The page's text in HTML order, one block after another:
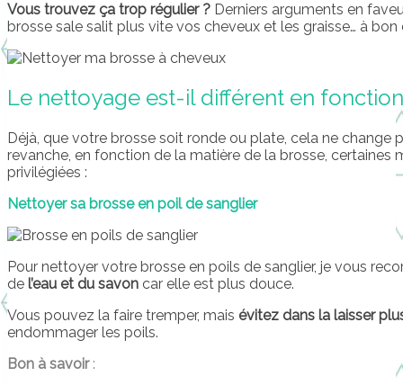
Vous trouvez ça trop régulier ? Derniers arguments en
brosse sale salit plus vite vos cheveux et les graisse… à bon
Le nettoyage est-il différent en
Déjà, que votre brosse soit ronde ou plate, cela ne change
revanche, en fonction de la matière de la brosse, certaines
privilégiées :
Nettoyer sa brosse en poil de sanglier
Pour nettoyer votre brosse en poils de sanglier, je vous
de l’eau et du savon car elle est plus douce.
Vous pouvez la faire tremper, mais évitez dans la laisser
endommager les poils.
Bon à savoir: